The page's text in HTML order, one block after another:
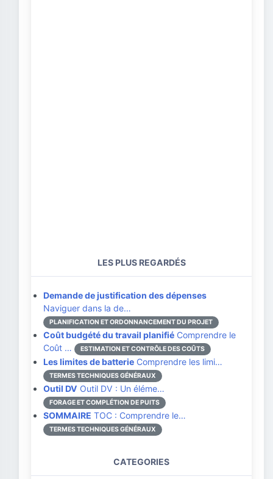
LES PLUS REGARDÉS
Demande de justification des dépenses
Naviguer dans la de…
PLANIFICATION ET ORDONNANCEMENT DU PROJET
Coût budgété du travail planifié Comprendre le
Coût …
ESTIMATION ET CONTRÔLE DES COÛTS
Les limites de batterie Comprendre les limi…
TERMES TECHNIQUES GÉNÉRAUX
Outil DV Outil DV : Un éléme…
FORAGE ET COMPLÉTION DE PUITS
SOMMAIRE TOC : Comprendre le…
TERMES TECHNIQUES GÉNÉRAUX
CATEGORIES